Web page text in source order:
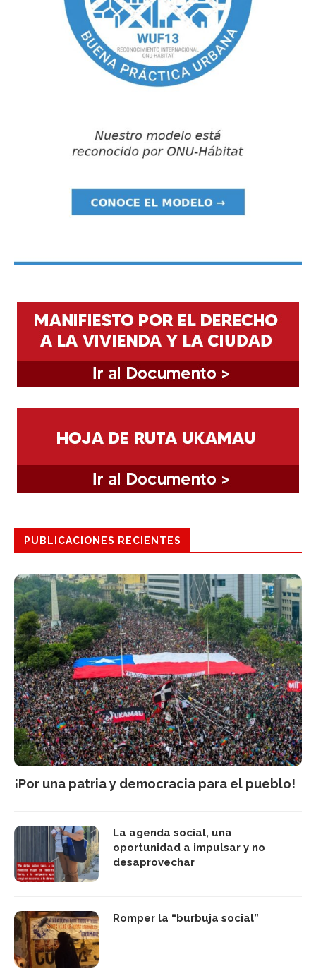
PUBLICACIONES RECIENTES
¡Por una patria y democracia para el pueblo!
La agenda social, una
oportunidad a impulsar y no
desaprovechar
Romper la “burbuja social”